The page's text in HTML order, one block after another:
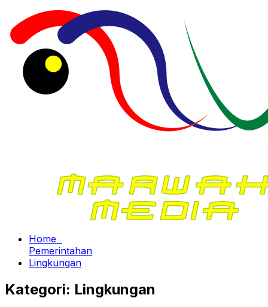
Home
Pemerintahan
Lingkungan
Kategori: Lingkungan